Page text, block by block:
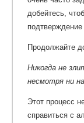
добейтесь,
Продолжайте
Никогда не
несмотря ни на
Этот процесс
справиться с